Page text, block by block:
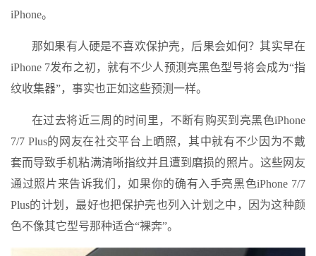
iPhone。
那如果有人硬是不喜欢保护壳，后果会如何？其实早在
iPhone 7发布之初，就有不少人预测亮黑色型号将会成为“指
纹收集器”，事实也正如这些预测一样。
在过去将近三周的时间里，不断有购买到亮黑色iPhone
7/7 Plus的网友在社交平台上晒照，其中就有不少因为不戴
套而导致手机粘满清晰指纹并且遭到磨损的照片。这些网友
通过照片来告诉我们，如果你的确有入手亮黑色iPhone 7/7
Plus的计划，最好也把保护壳也列入计划之中，因为这种颜
色不像其它型号那种适合“裸奔”。